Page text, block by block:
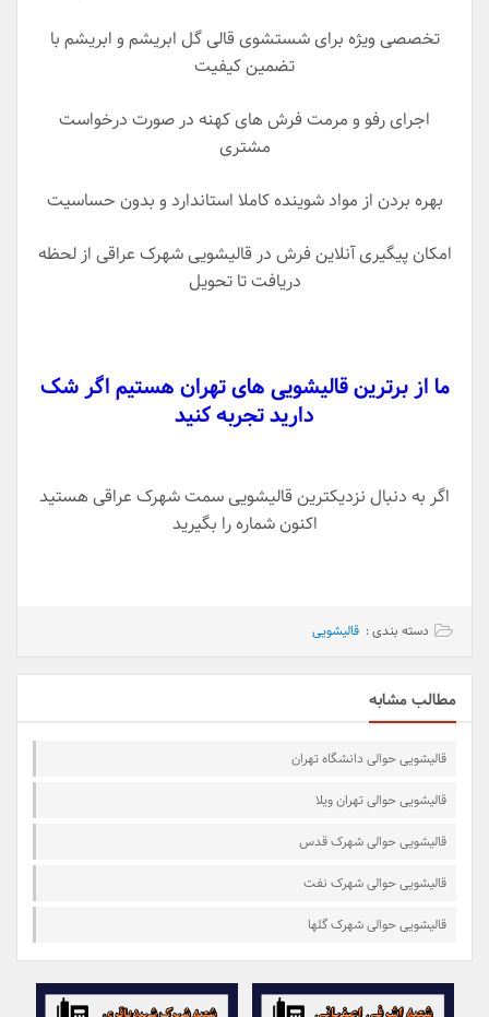
تخصصی ویژه برای شستشوی قالی گل ابریشم و ابریشم با
تضمین کیفیت
اجرای رفو و مرمت فرش های کهنه در صورت درخواست
مشتری
بهره بردن از مواد شوینده کاملا استاندارد و بدون حساسیت
امکان پیگیری آنلاین فرش در قالیشویی شهرک عراقی از لحظه
دریافت تا تحویل
ما از برترین قالیشویی های تهران هستیم اگر شک
دارید تجربه کنید
اگر به دنبال نزدیکترین قالیشویی سمت شهرک عراقی هستید
اکنون شماره را بگیرید
دسته بندی : قالیشویی
مطالب مشابه
قالیشویی حوالی دانشگاه تهران
قالیشویی حوالی تهران ویلا
قالیشویی حوالی شهرک قدس
قالیشویی حوالی شهرک نفت
قالیشویی حوالی شهرک گلها